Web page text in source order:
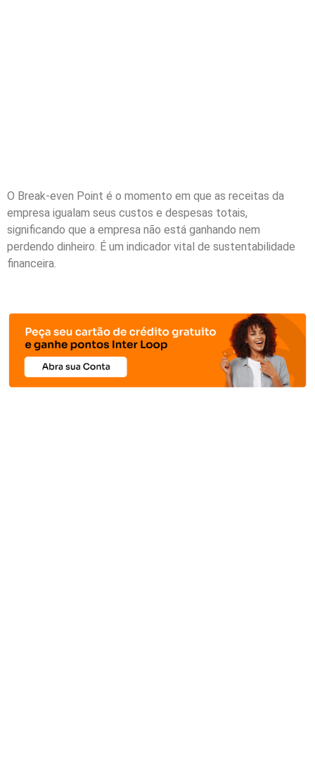
O Break-even Point é o momento em que as receitas da
empresa igualam seus custos e despesas totais,
significando que a empresa não está ganhando nem
perdendo dinheiro. É um indicador vital de sustentabilidade
financeira.